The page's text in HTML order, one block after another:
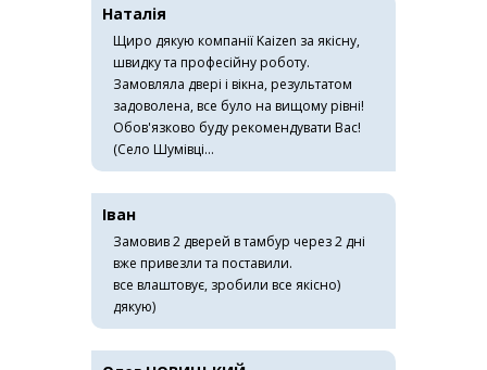
Наталія
Щиро дякую компанії Kaizen за якісну,
швидку та професійну роботу.
Замовляла двері і вікна, результатом
задоволена, все було на вищому рівні!
Обов'язково буду рекомендувати Вас!
(Село Шумівці...
Іван
Замовив 2 дверей в тамбур через 2 дні
вже привезли та поставили.
все влаштовує, зробили все якісно)
дякую)